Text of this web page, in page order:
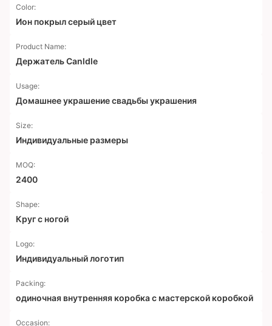
Color:
Ион покрыл серый цвет
Product Name:
Держатель Canldle
Usage:
Домашнее украшение свадьбы украшения
Size:
Индивидуальные размеры
MOQ:
2400
Shape:
Круг с ногой
Logo:
Индивидуальный логотип
Packing:
одиночная внутренняя коробка с мастерской коробкой
Occasion: